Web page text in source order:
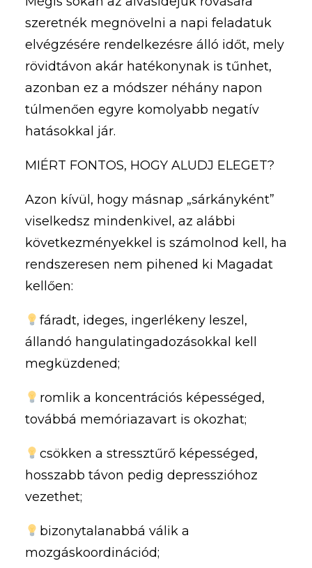
szeretnék megnövelni a napi feladatuk
elvégzésére rendelkezésre álló időt, mely
rövidtávon akár hatékonynak is tűnhet,
azonban ez a módszer néhány napon
túlmenően egyre komolyabb negatív
hatásokkal jár.
MIÉRT FONTOS, HOGY ALUDJ ELEGET?
Azon kívül, hogy másnap „sárkányként”
viselkedsz mindenkivel, az alábbi
következményekkel is számolnod kell, ha
rendszeresen nem pihened ki Magadat
kellően:
fáradt, ideges, ingerlékeny leszel,
állandó hangulatingadozásokkal kell
megküzdened;
romlik a koncentrációs képességed,
továbbá memóriazavart is okozhat;
csökken a stressztűrő képességed,
hosszabb távon pedig depresszióhoz
vezethet;
bizonytalanabbá válik a
mozgáskoordinációd;